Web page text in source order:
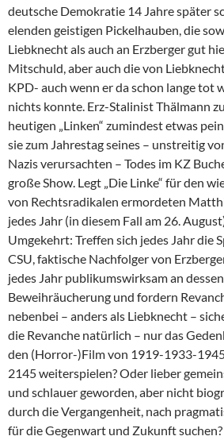
deutsche Demokratie 14 Jahre später
elenden geistigen Pickelhauben, die
Liebknecht als auch an Erzberger gut
Mitschuld, aber auch die von
KPD- auch wenn er da schon lange tot
nichts konnte. Erz-Stalinist Thälmann
heutigen „Linken“ zumindest etwas
sie zum Jahrestag seines – unstreitig
Nazis verursachten – Todes im KZ
große Show. Legt „Die Linke“ für den
von Rechtsradikalen ermordeten
jedes Jahr (in diesem Fall am 26.
Umgekehrt: Treffen sich jedes Jahr die
CSU, faktische Nachfolger von
jedes Jahr publikumswirksam an
Beweihräucherung und fordern
nebenbei – anders als Liebknecht –
die Revanche natürlich – nur das
den (Horror-)Film von 1919-1933-
2145 weiterspielen? Oder lieber
und schlauer geworden, aber nicht
durch die Vergangenheit, nach
für die Gegenwart und Zukunft suchen?